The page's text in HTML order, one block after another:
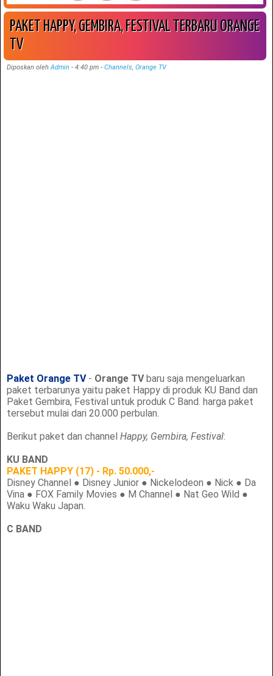
PAKET HAPPY, GEMBIRA, FESTIVAL TERBARU ORANGE
TV
Diposkan olehAdmin - 4:40 pm- Channels ,Orange TV
Paket Orange TV- Orange TVbaru saja mengeluarkan
paket terbarunya yaitu paket Happy di produk KU Band dan
Paket Gembira, Festival untuk produk C Band. harga paket
tersebut mulai dari 20.000 perbulan.
Berikut paket dan channelHappy, Gembira, Festival:
KU BAND
PAKET HAPPY (17) - Rp. 50.000,-
Disney Channel ● Disney Junior ● Nickelodeon ● Nick ● Da
Vina ● FOX Family Movies ● M Channel ● Nat Geo Wild ●
Waku Waku Japan.
C BAND